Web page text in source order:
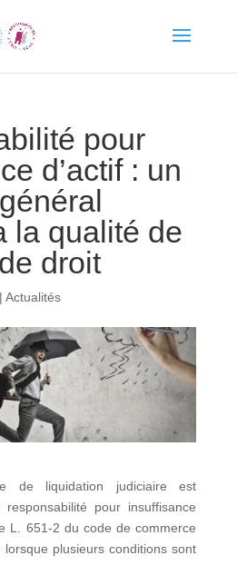
pour
d’actif : un
la qualité de
droit
| Actualités
de liquidation judiciaire est
pour insuffisance
L. 651-2 du code de commerce
plusieurs conditions sont